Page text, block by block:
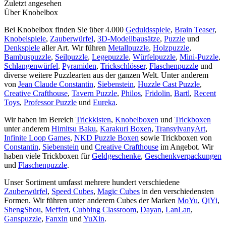
Zuletzt angesehen
Über Knobelbox
Bei Knobelbox finden Sie über 4.000 Geduldsspiele, Brain Teaser,
Knobelspiele, Zauberwürfel, 3D-Modellbausätze, Puzzle und
Denkspiele aller Art. Wir führen Metallpuzzle, Holzpuzzle,
Bambuspuzzle, Seilpuzzle, Legepuzzle, Würfelpuzzle, Mini-Puzzle,
Schlangenwürfel, Pyramiden, Trickschlösser, Flaschenpuzzle und
diverse weitere Puzzlearten aus der ganzen Welt. Unter anderem
von Jean Claude Constantin, Siebenstein, Huzzle Cast Puzzle,
Creative Crafthouse, Tavern Puzzle, Philos, Fridolin, Bartl, Recent
Toys, Professor Puzzle und Eureka.
Wir haben im Bereich Trickkisten, Knobelboxen und Trickboxen
unter anderem Himitsu Baku, Karakuri Boxen, TransylvanyArt,
Infinite Loop Games, NKD Puzzle Boxen sowie Trickboxen von
Constantin, Siebenstein und Creative Crafthouse im Angebot. Wir
haben viele Trickboxen fürGeldgeschenke, Geschenkverpackungen
und Flaschenpuzzle.
Unser Sortiment umfasst mehrere hundert verschiedene
Zauberwürfel, Speed Cubes, Magic Cubes in den verschiedensten
Formen. Wir führen unter anderem Cubes der Marken MoYu, QiYi,
ShengShou, Meffert, Cubbing Classroom, Dayan, LanLan,
Ganspuzzle, Fanxin und YuXin.